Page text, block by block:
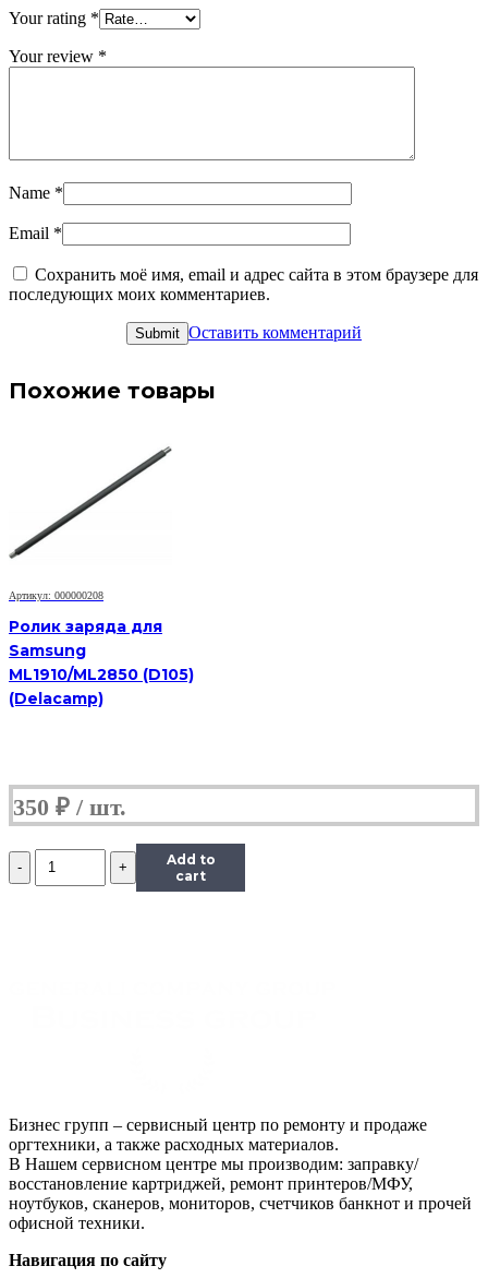
Your rating *
Your review *
Name *
Email *
Сохранить моё имя, email и адрес сайта в этом браузере для
последующих моих комментариев.
Оставить комментарий
Похожие товары
Артикул: 000000208
Ролик заряда для
Samsung
ML1910/ML2850 (D105)
(Delacamp)
350 ₽
Количество
Ролик
Add to
cart
Бизнес групп – сервисный центр по ремонту и продаже
оргтехники, а также расходных материалов.
В Нашем сервисном центре мы производим: заправку/
восстановление картриджей, ремонт принтеров/МФУ,
ноутбуков, сканеров, мониторов, счетчиков банкнот и прочей
офисной техники.
Навигация по сайту